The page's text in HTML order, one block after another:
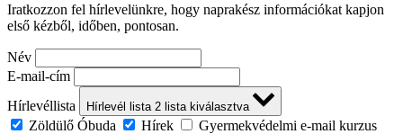
Iratkozzon fel hírlevelünkre, hogy naprakész információkat kapjon
első kézből, időben, pontosan.
Név
E-mail-cím
Hírlevéllista
Hírlevél lista 2 lista kiválasztva
Zöldülő Óbuda Hírek
Gyermekvédelmi e-mail kurzus